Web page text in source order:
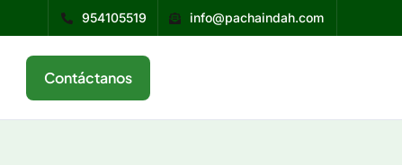
954105519 info@pachaindah.com
Contáctanos